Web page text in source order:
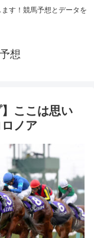
す！競馬予想とデータを
想
】ここは思い
ノア